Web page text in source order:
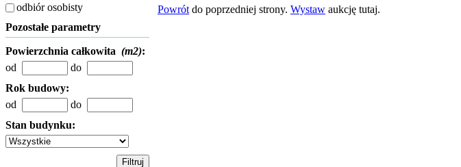
odbiór osobisty
Pozostałe parametry
Powierzchnia całkowita (m2):
od
do
Rok budowy:
od
do
Stan budynku:
Powrót do poprzedniej strony. Wystaw aukcję tutaj.